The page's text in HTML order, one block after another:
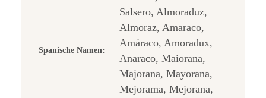
Spanische Namen:
Salsero, Almoraduz,
Almoraz, Amaraco,
Amáraco, Amoradux,
Anaraco, Maiorana,
Majorana, Mayorana,
Mejorama, Mejorana,